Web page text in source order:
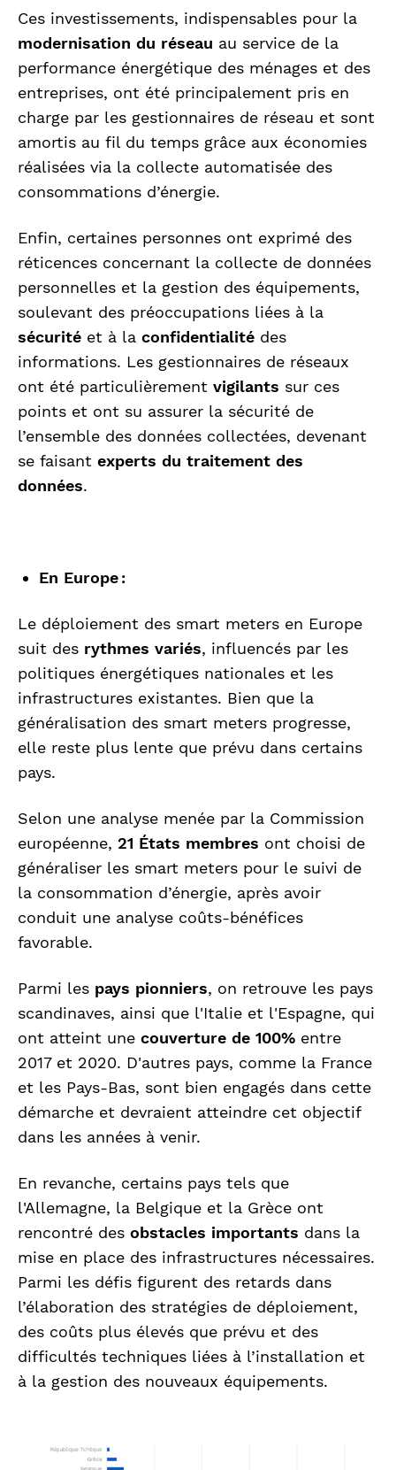
Ces investissements, indispensables pour la
modernisation du réseau au service de la
performance énergétique des ménages et des
entreprises, ont été principalement pris en
charge par les gestionnaires de réseau et sont
amortis au fil du temps grâce aux économies
réalisées via la collecte automatisée des
consommations d’énergie.
Enfin, certaines personnes ont exprimé des
réticences concernant la collecte de données
personnelles et la gestion des équipements,
soulevant des préoccupations liées à la
sécurité et à la confidentialité des
informations. Les gestionnaires de réseaux
ont été particulièrement vigilants sur ces
points et ont su assurer la sécurité de
l’ensemble des données collectées, devenant
se faisant experts du traitement des
données.
En Europe :
Le déploiement des smart meters en Europe
suit des rythmes variés, influencés par les
politiques énergétiques nationales et les
infrastructures existantes. Bien que la
généralisation des smart meters progresse,
elle reste plus lente que prévu dans certains
pays.
Selon une analyse menée par la Commission
européenne, 21 États membres ont choisi de
généraliser les smart meters pour le suivi de
la consommation d’énergie, après avoir
conduit une analyse coûts-bénéfices
favorable.
Parmi les pays pionniers, on retrouve les pays
scandinaves, ainsi que l'Italie et l'Espagne, qui
ont atteint une couverture de 100% entre
2017 et 2020. D'autres pays, comme la France
et les Pays-Bas, sont bien engagés dans cette
démarche et devraient atteindre cet objectif
dans les années à venir.
En revanche, certains pays tels que
l'Allemagne, la Belgique et la Grèce ont
rencontré des obstacles importants dans la
mise en place des infrastructures nécessaires.
Parmi les défis figurent des retards dans
l’élaboration des stratégies de déploiement,
des coûts plus élevés que prévu et des
difficultés techniques liées à l’installation et
à la gestion des nouveaux équipements.